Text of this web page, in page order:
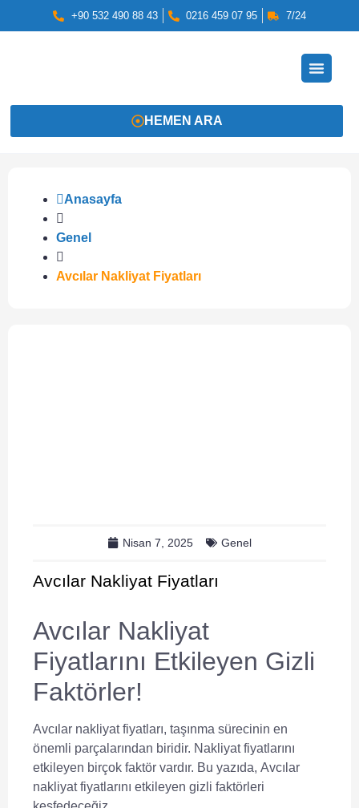
+90 532 490 88 43 0216 459 07 95 7/24
HEMEN ARA
Anasayfa
Genel
Avcılar Nakliyat Fiyatları
Nisan 7, 2025 Genel
Avcılar Nakliyat Fiyatları
Avcılar Nakliyat
Fiyatlarını Etkileyen Gizli
Faktörler!
Avcılar nakliyat fiyatları, taşınma sürecinin en
önemli parçalarından biridir. Nakliyat fiyatlarını
etkileyen birçok faktör vardır. Bu yazıda, Avcılar
nakliyat fiyatlarını etkileyen gizli faktörleri